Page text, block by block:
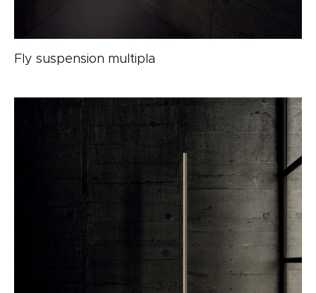
Fly suspension multipla